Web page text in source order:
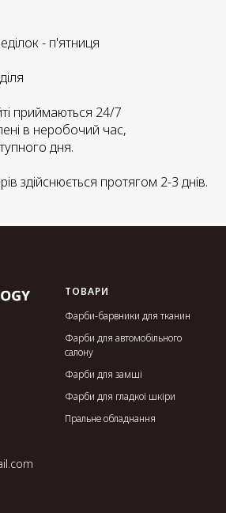
- п'ятниця
приймаються 24/7
в неробочий час,
дня.
здійснюється протягом 2-3 днів.
ТОВАРИ
Фарби-барвники для тканин
Фарби для автомобільного
салону
Фарби для замші
Фарби для гладкої шкіри
Пральне обладнання